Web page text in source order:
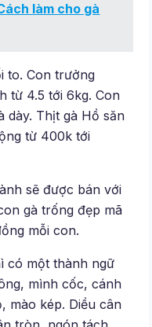
làm cho gà
to. Con trưởng
từ 4.5 tới 6kg. Con
dày. Thịt gà Hồ săn
từ 400k tới
sẽ được bán với
gà trống đẹp mã
mỗi con.
có một thành ngữ
mình cốc, cánh
mào kép. Diều cân